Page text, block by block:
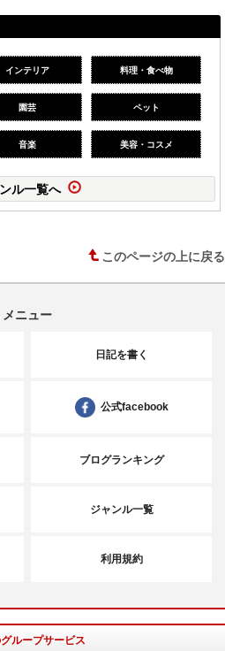
インテリア 料理・食べ物
園芸 ペット
音楽 美容・コスメ
ル一覧へ
このページの上に戻る
メニュー
日記を書く
公式facebook
ブログランキング
ジャンル一覧
利用規約
ループサービス